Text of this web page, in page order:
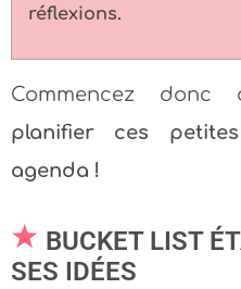
réflexions.
Commencez
planifier ces
agenda !
BUCKET LIST
SES IDÉES